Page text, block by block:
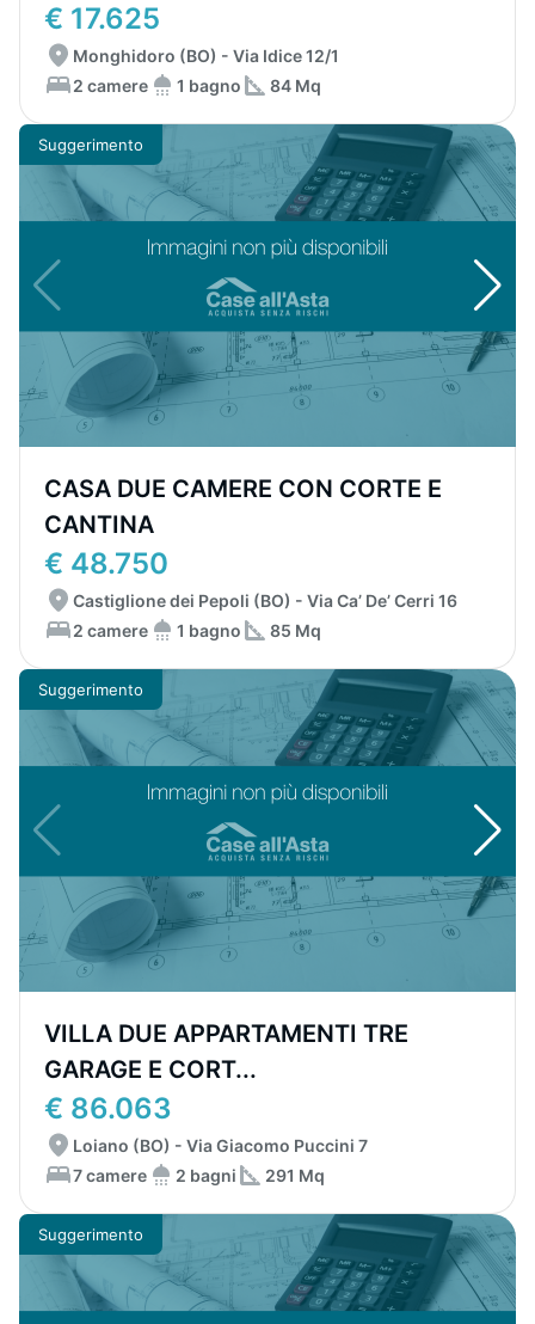
€ 17.625
Monghidoro (BO) - Via Idice 12/1
2 camere
1 bagno 84 Mq
Suggerimento
CASA DUE CAMERE CON CORTE E
CANTINA
€ 48.750
Castiglione dei Pepoli (BO) - Via Ca’ De’ Cerri 16
2 camere
1 bagno 85 Mq
Suggerimento
VILLA DUE APPARTAMENTI TRE
GARAGE E CORT...
€ 86.063
Loiano (BO) - Via Giacomo Puccini 7
7 camere
2 bagni 291 Mq
Suggerimento